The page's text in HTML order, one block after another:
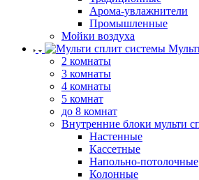
Арома-увлажнители
Промышленные
Мойки воздуха
2 комнаты
3 комнаты
4 комнаты
5 комнат
до 8 комнат
Внутренние блоки мульти
Настенные
Кассетные
Напольно-потолочные
Колонные